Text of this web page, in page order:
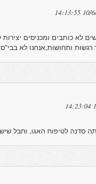
10/6/
לא כותבים ומכניסים
ותחושות,אנחנו לא
סדנה לטיפוח האגו, וחבל